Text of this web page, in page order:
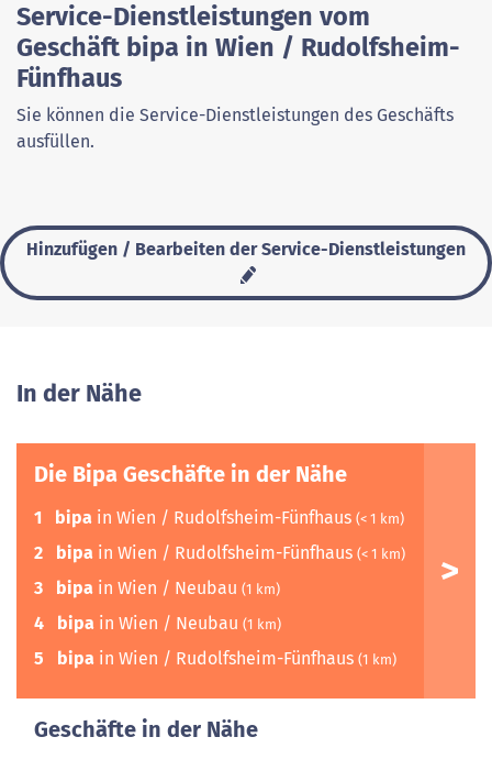
Service-Dienstleistungen vom
Geschäft bipa in Wien / Rudolfsheim-
Fünfhaus
Sie können die Service-Dienstleistungen des Geschäfts
ausfüllen.
Hinzufügen / Bearbeiten der Service-Dienstleistungen
In der Nähe
Die Bipa Geschäfte in der Nähe
1 bipa in Wien / Rudolfsheim-Fünfhaus (< 1 km)
2 bipa in Wien / Rudolfsheim-Fünfhaus (< 1 km)
3 bipa in Wien / Neubau (1 km)
4 bipa in Wien / Neubau (1 km)
5 bipa in Wien / Rudolfsheim-Fünfhaus (1 km)
Geschäfte in der Nähe